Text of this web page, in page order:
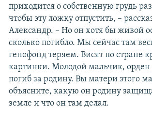
приходится о собственную грудь
чтобы эту ложку отпустить, –
Александр. – Но он хотя бы живой
сколько погибло. Мы сейчас там
генофонд теряем. Висят по стране
картинки. Молодой мальчик, орден
погиб за родину. Вы матери этого
объясните, какую он родину
земле и что он там делал.